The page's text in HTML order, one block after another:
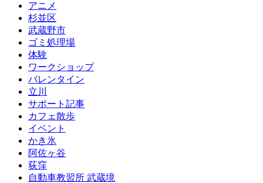
アニメ
杉並区
武蔵野市
ゴミ処理場
体験
ワークショップ
バレンタイン
立川
サポート記事
カフェ散歩
イベント
かき氷
阿佐ヶ谷
荻窪
自動車教習所 武蔵境